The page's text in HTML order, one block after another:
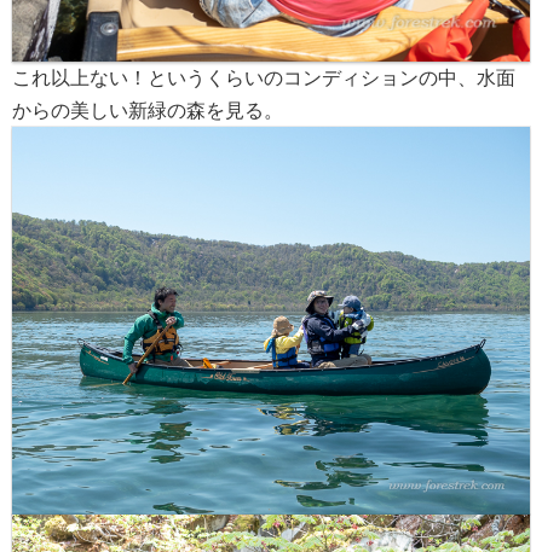
これ以上ない！というくらいのコンディションの中、水面
からの美しい新緑の森を見る。